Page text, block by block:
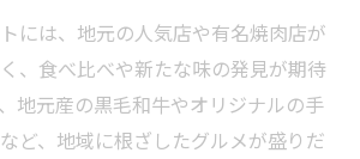
には、地元の人気店や有名焼肉店が
、食べ比べや新たな味の発見が期待
地元産の黒毛和牛やオリジナルの手
ど、地域に根ざしたグルメが盛りだ